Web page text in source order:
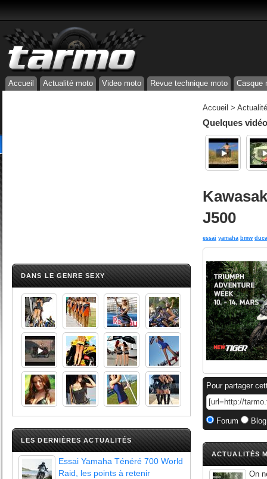
Accueil Actualité moto Video moto Revue technique moto Casque
DANS LE GENRE SEXY
LES DERNIÈRES ACTUALITÉS
Essai Yamaha Ténéré 700 World
Raid, les points à retenir
Accueil >
Quelques
J500
essai yamaha bmw
Pour partager
Forum
ACTUALITÉS
On